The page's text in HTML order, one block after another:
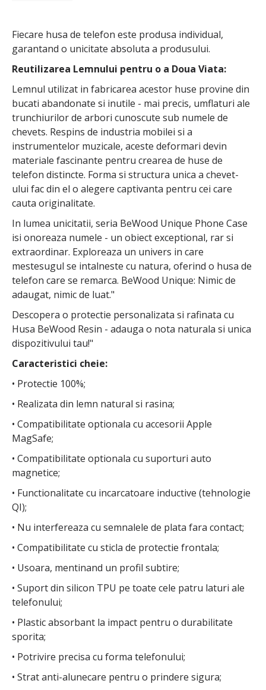
Fiecare husa de telefon este produsa individual,
garantand o unicitate absoluta a produsului.
Reutilizarea Lemnului pentru o a Doua Viata:
Lemnul utilizat in fabricarea acestor huse provine din
bucati abandonate si inutile - mai precis, umflaturi ale
trunchiurilor de arbori cunoscute sub numele de
chevets. Respins de industria mobilei si a
instrumentelor muzicale, aceste deformari devin
materiale fascinante pentru crearea de huse de
telefon distincte. Forma si structura unica a chevet-
ului fac din el o alegere captivanta pentru cei care
cauta originalitate.
In lumea unicitatii, seria BeWood Unique Phone Case
isi onoreaza numele - un obiect exceptional, rar si
extraordinar. Exploreaza un univers in care
mestesugul se intalneste cu natura, oferind o husa de
telefon care se remarca. BeWood Unique: Nimic de
adaugat, nimic de luat."
Descopera o protectie personalizata si rafinata cu
Husa BeWood Resin - adauga o nota naturala si unica
dispozitivului tau!"
Caracteristici cheie:
• Protectie 100%;
• Realizata din lemn natural si rasina;
• Compatibilitate optionala cu accesorii Apple
MagSafe;
• Compatibilitate optionala cu suporturi auto
magnetice;
• Functionalitate cu incarcatoare inductive (tehnologie
QI);
• Nu interfereaza cu semnalele de plata fara contact;
• Compatibilitate cu sticla de protectie frontala;
• Usoara, mentinand un profil subtire;
• Suport din silicon TPU pe toate cele patru laturi ale
telefonului;
• Plastic absorbant la impact pentru o durabilitate
sporita;
• Potrivire precisa cu forma telefonului;
• Strat anti-alunecare pentru o prindere sigura;